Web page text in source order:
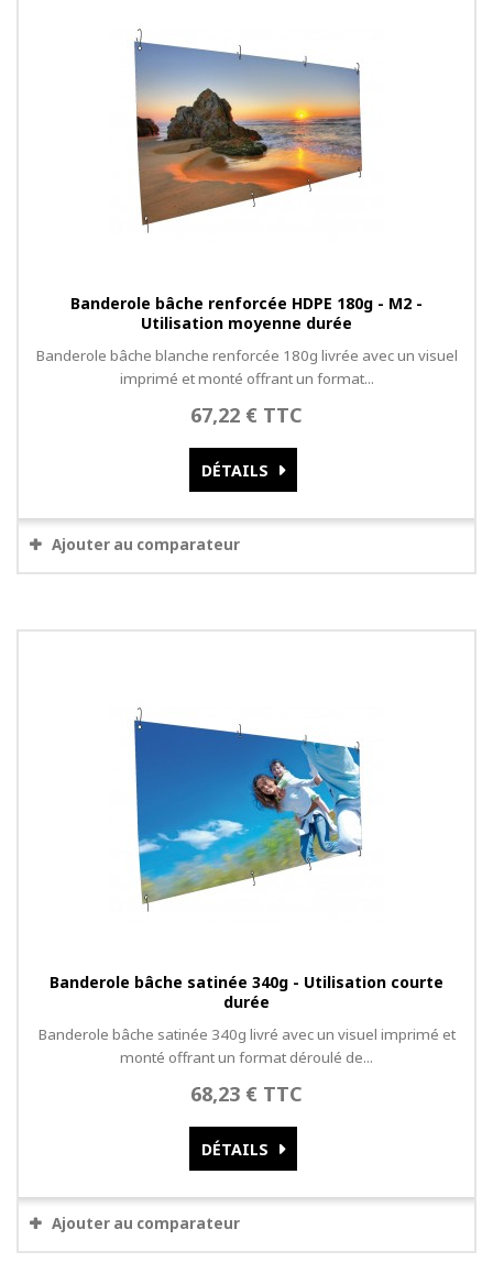
Banderole bâche renforcée HDPE 180g - M2 -
Utilisation moyenne durée
Banderole bâche blanche renforcée 180g livrée avec un visuel
imprimé et monté offrant un format...
67,22 € TTC
DÉTAILS
Ajouter au comparateur
Banderole bâche satinée 340g - Utilisation courte
durée
Banderole bâche satinée 340g livré avec un visuel imprimé et
monté offrant un format déroulé de...
68,23 € TTC
DÉTAILS
Ajouter au comparateur